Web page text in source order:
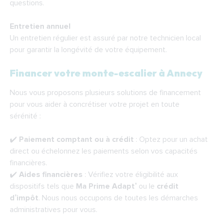
questions.
Entretien annuel
Un entretien régulier est assuré par notre technicien local
pour garantir la longévité de votre équipement.
Financer votre monte-escalier à Annecy
Nous vous proposons plusieurs solutions de financement
pour vous aider à concrétiser votre projet en toute
sérénité :
✔️ Paiement comptant ou à crédit : Optez pour un achat
direct ou échelonnez les paiements selon vos capacités
financières.
✔️ Aides financières : Vérifiez votre éligibilité aux
dispositifs tels que Ma Prime Adapt’ ou le crédit
d’impôt. Nous nous occupons de toutes les démarches
administratives pour vous.